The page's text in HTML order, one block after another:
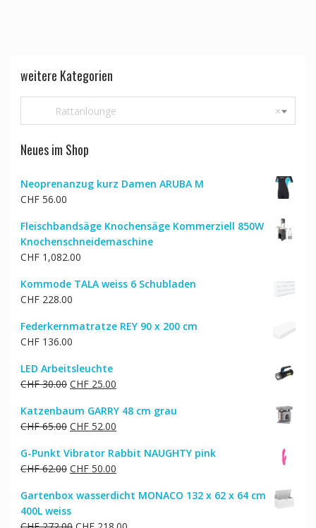
weitere Kategorien
×
Rattanlounge
Neues im Shop
Neoprenanzug kurz Damen ARUBA M
CHF56.00
Fleischbandsäge Knochensäge Kommerziell 850W
Knochenschneidemaschine
CHF1,082.00
Kommode TALA weiss 6 Schubladen
CHF228.00
Federkernmatratze REY 90 x 200 cm
CHF136.00
LED Arbeitsleuchte
CHF30.00 Ursprünglicher
war:
CHF 30.00
CHF25.00Aktueller
ist:
CHF 25.00.
Katzenbaum GARRY 48 cm grau
CHF65.00 Ursprünglicher
war:
CHF 65.00
CHF52.00Aktueller
ist:
CHF 52.00.
G-Punkt Vibrator Rabbit NAUGHTY pink
CHF62.00 Ursprünglicher
war:
CHF 62.00
CHF50.00Aktueller
ist:
Gartenbox wasserdicht MONACO 132 x 62 x 64 cm
400L weiss